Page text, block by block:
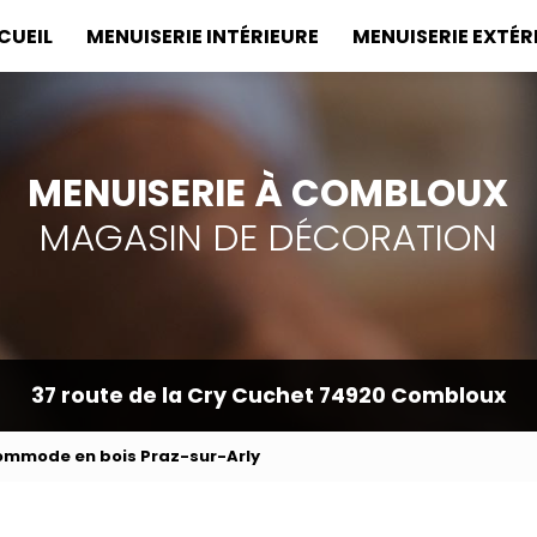
MENUISERIE INTÉRIEURE MENUISERIE
MENUISERIE À COMBLOUX
MAGASIN DE DÉCORATION
37 route de la Cry Cuchet 74920 Combloux
en bois Praz-sur-Arly